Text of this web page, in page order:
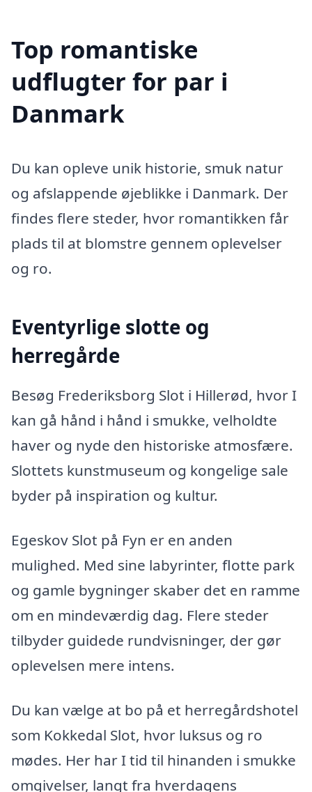
Top romantiske
udflugter for par i
Danmark
Du kan opleve unik historie, smuk natur
og afslappende øjeblikke i Danmark. Der
findes flere steder, hvor romantikken får
plads til at blomstre gennem oplevelser
og ro.
Eventyrlige slotte og
herregårde
Besøg Frederiksborg Slot i Hillerød, hvor I
kan gå hånd i hånd i smukke, velholdte
haver og nyde den historiske atmosfære.
Slottets kunstmuseum og kongelige sale
byder på inspiration og kultur.
Egeskov Slot på Fyn er en anden
mulighed. Med sine labyrinter, flotte park
og gamle bygninger skaber det en ramme
om en mindeværdig dag. Flere steder
tilbyder guidede rundvisninger, der gør
oplevelsen mere intens.
Du kan vælge at bo på et herregårdshotel
som Kokkedal Slot, hvor luksus og ro
mødes. Her har I tid til hinanden i smukke
omgivelser, langt fra hverdagens